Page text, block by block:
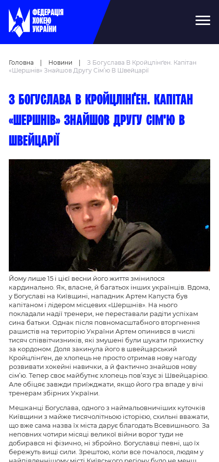
Головна Новини
З Богуслава В Кройцлінґен. Капітан
«Шершнів» Знайшов Другу Сім’ю В Швейцарії
З Богуслава в Кройцлінґен. Капітан
«Шершнів» знайшов другу сім’ю в
Швейцарії
Йому лише 15 і цієї весни його життя змінилося
кардинально. Як, власне, й багатьох інших українців. Вдома,
у Богуславі на Київщині, нападник Артем Капуста був
капітаном і лідером місцевих «Шершнів». На нього
покладали надії тренери, не переставали радіти успіхам
сина батьки. Однак після повномасштабного вторгнення
рашистів на територію України Артем опинився в числі
тисяч співвітчизників, які змушені були шукати прихистку
за кордоном. Доля закинула його в швейцарський
Кройцлінґен, де хлопець не просто отримав нову нагоду
розвивати хокейні навички, а й фактично знайшов нову
сім’ю. Тепер своє майбутнє хлопець пов’язує зі Швейцарією.
Але обіцяє завжди приїжджати, якщо його гра впаде у вічі
тренерам збірних України.
Мешканці Богуслава, одного з наймальовничіших куточків
Київщини з майже тисячолітньою історією, схильні вважати,
що вже сама назва їх міста дарує благодать Всевишнього. За
неповних чотири місяці великої війни ворог туди не
добирався ні фізично, ні збройно. Богуславці певні, що їх
бережуть вищі сили. Зрештою, коли все почалося, людям у